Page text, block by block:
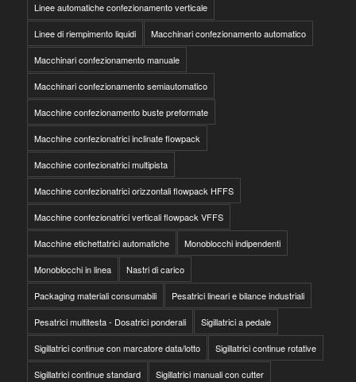
Linee automatiche confezionamento verticale
Linee di riempimento liquidi Macchinari confezionamento automatico
Macchinari confezionamento manuale
Macchinari confezionamento semiautomatico
Macchine confezionamento buste preformate
Macchine confezionatrici inclinate flowpack
Macchine confezionatrici multipista
Macchine confezionatrici orizzontali flowpack HFFS
Macchine confezionatrici verticali flowpack VFFS
Macchine etichettatrici automatiche Monoblocchi indipendenti
Monoblocchi in linea Nastri di carico
Packaging materiali consumabili Pesatrici lineari e bilance industriali
Pesatrici multitesta - Dosatrici ponderali Sigillatrici a pedale
Sigillatrici continue con marcatore data/lotto Sigillatrici continue rotative
Sigillatrici continue standard Sigillatrici manuali con cutter